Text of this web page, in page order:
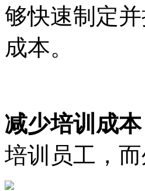
够快速制定
成本。
减少培训成本
培训员工，